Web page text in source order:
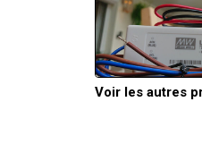
Voir les autres